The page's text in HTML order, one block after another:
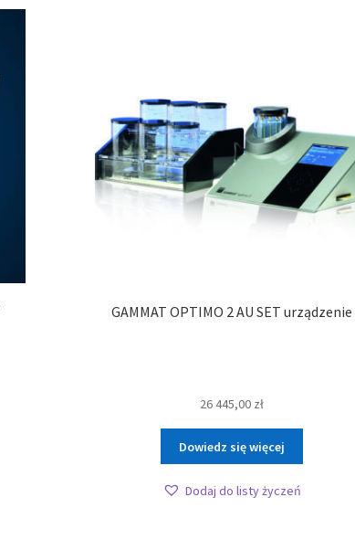
GAMMAT OPTIMO 2 AU SET urządzenie
26 445,00 zł
Dowiedz się więcej
Dodaj do listy życzeń